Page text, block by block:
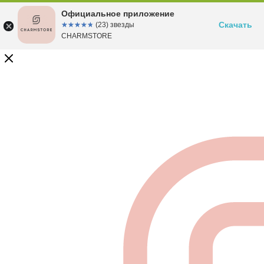
Официальное приложение
☆☆☆☆☆
★★★★★ (23) звезды
CHARMSTORE
Скачать